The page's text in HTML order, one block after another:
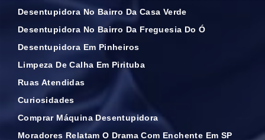
Desentupidora No Bairro Da Casa Verde
Desentupidora No Bairro Da Freguesia Do Ó
Desentupidora Em Pinheiros
Limpeza De Calha Em Pirituba
Ruas Atendidas
Curiosidades
Comprar Máquina Desentupidora
Moradores Relatam O Drama Com Enchente Em SP